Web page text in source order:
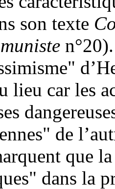
son texte
lieu car les
de
que
dans la